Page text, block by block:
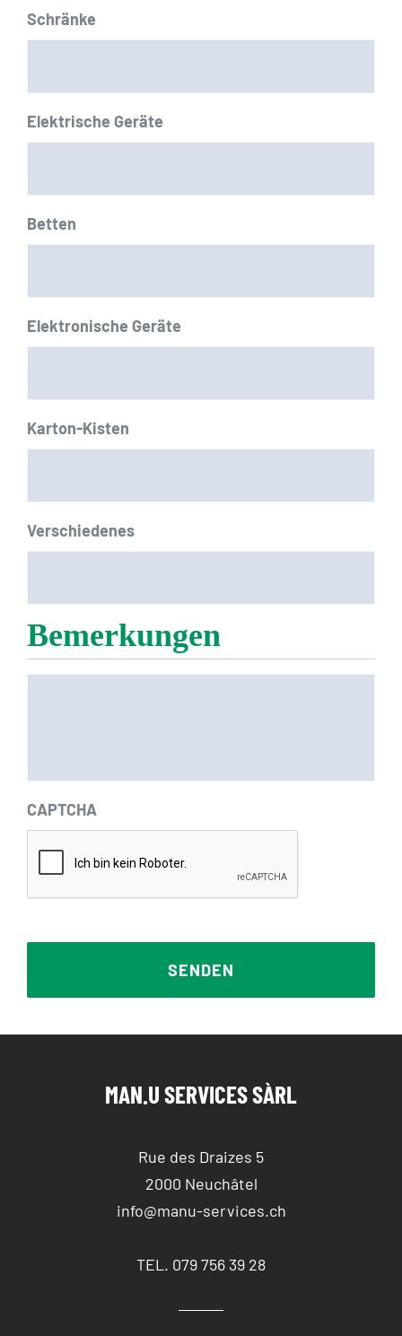
Schränke
Elektrische Geräte
Betten
Elektronische Geräte
Karton-Kisten
Verschiedenes
Bemerkungen
CAPTCHA
MAN.U SERVICES SÀRL
Rue des Draizes 5
2000 Neuchâtel
info@manu-services.ch
TEL. 079 756 39 28